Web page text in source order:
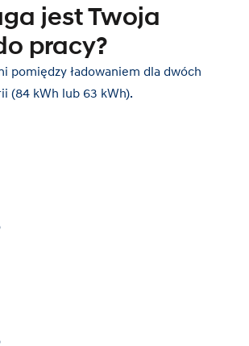
jest Twoja
pracy?
pomiędzy ładowaniem dla dwóch
(84 kWh lub 63 kWh).